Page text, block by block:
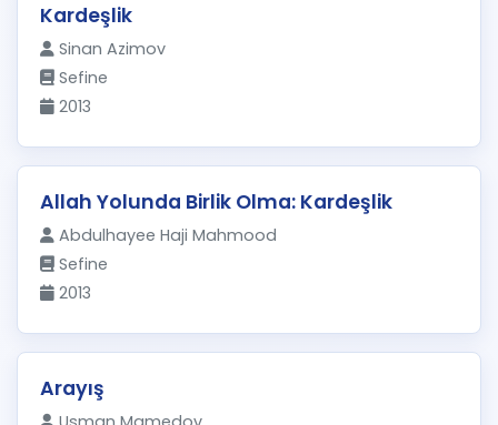
Kardeşlik
Sinan Azimov
Sefine
2013
Allah Yolunda Birlik Olma: Kardeşlik
Abdulhayee Haji Mahmood
Sefine
2013
Arayış